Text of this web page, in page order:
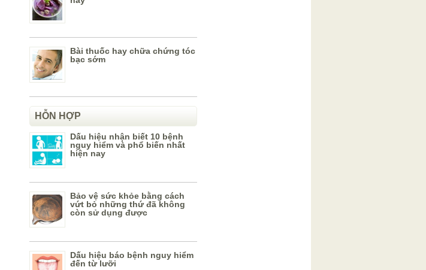
Bài thuốc hay chữa chứng tóc
bạc sớm
HỖN HỢP
Dấu hiệu nhận biết 10 bệnh
nguy hiểm và phổ biến nhất
hiện nay
Bảo vệ sức khỏe bằng cách
vứt bỏ những thứ đã không
còn sử dụng được
Dấu hiệu báo bệnh nguy hiểm
đến từ lưỡi